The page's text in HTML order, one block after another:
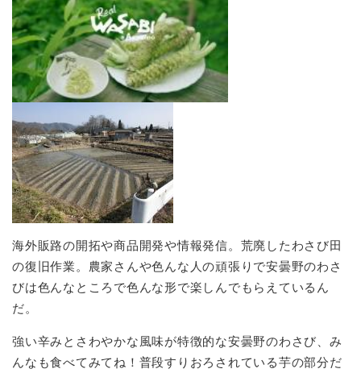
海外販路の開拓や商品開発や情報発信。荒廃したわさび田
の復旧作業。農家さんや色んな人の頑張りで安曇野のわさ
びは色んなところで色んな形で楽しんでもらえているん
だ。
強い辛みとさわやかな風味が特徴的な安曇野のわさび、み
んなも食べてみてね！普段すりおろされている芋の部分だ